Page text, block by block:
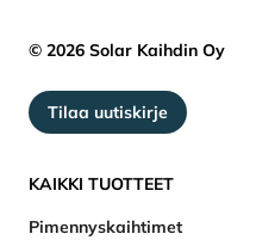
© 2026 Solar Kaihdin Oy
Tilaa uutiskirje
KAIKKI TUOTTEET
Pimennyskaihtimet